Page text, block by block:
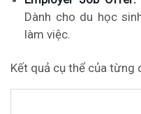
Dành cho du học
làm việc.
Kết quả cụ thể của từng